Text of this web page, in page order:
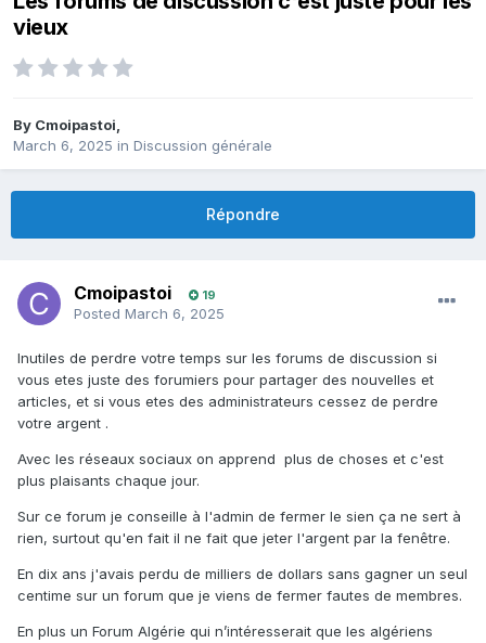
vieux
By Cmoipastoi,
March 6, 2025 in Discussion générale
Répondre
Cmoipastoi 19
Posted March 6, 2025
Inutiles de perdre votre temps sur les forums de discussion si
vous etes juste des forumiers pour partager des nouvelles et
articles, et si vous etes des administrateurs cessez de perdre
votre argent .
Avec les réseaux sociaux on apprend plus de choses et c'est
plus plaisants chaque jour.
Sur ce forum je conseille à l'admin de fermer le sien ça ne sert à
rien, surtout qu'en fait il ne fait que jeter l'argent par la fenêtre.
En dix ans j'avais perdu de milliers de dollars sans gagner un seul
centime sur un forum que je viens de fermer fautes de membres.
En plus un Forum Algérie qui n’intéresserait que les algériens